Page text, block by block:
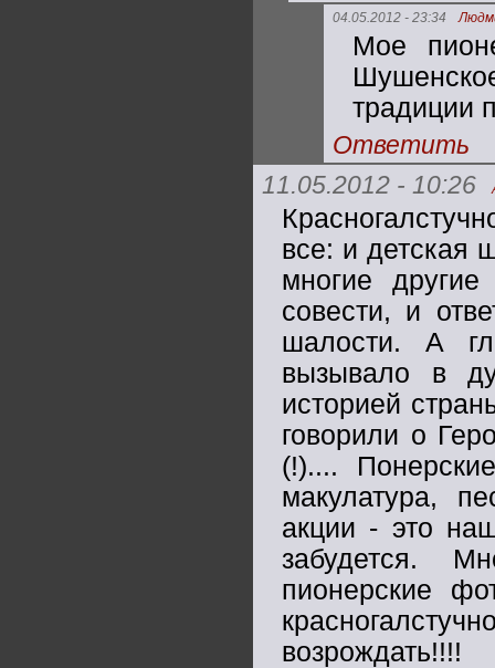
04.05.2012 - 23:34
Мое
традиции
Ответить
11.05.2012 - 10:26
все: и детская
многие
совести, и
шалости. А
вызывало в
историей
говорили о
(!)....
макулатура,
акции - это
забудется.
пионерские
возрождать!!!!